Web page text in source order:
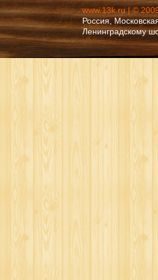
www.13k.ru | ©
Россия,
Ленинградскому